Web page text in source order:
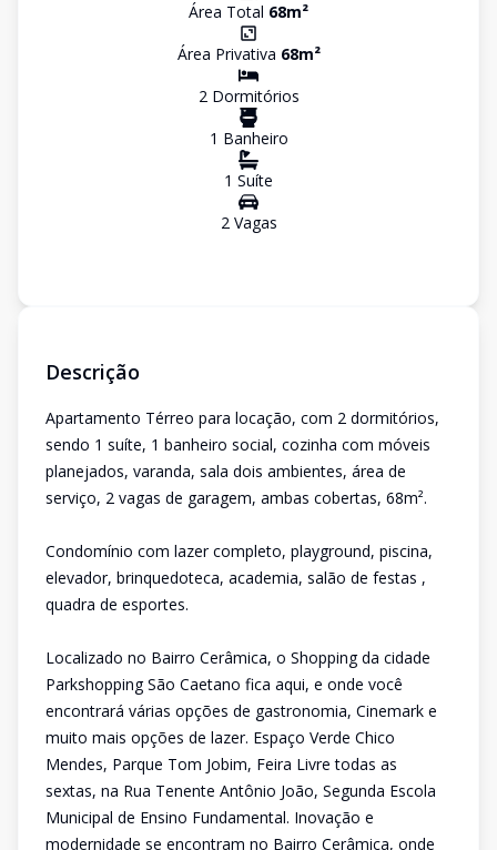
Área Total 68m²
Área Privativa 68m²
2Dormitórios
1 Banheiro
1 Suíte
2Vagas
Descrição
Apartamento Térreo para locação, com 2 dormitórios,
sendo 1 suíte, 1 banheiro social, cozinha com móveis
planejados, varanda, sala dois ambientes, área de
serviço, 2 vagas de garagem, ambas cobertas, 68m².
Condomínio com lazer completo, playground, piscina,
elevador, brinquedoteca, academia, salão de festas ,
quadra de esportes.
Localizado no Bairro Cerâmica, o Shopping da cidade
Parkshopping São Caetano fica aqui, e onde você
encontrará várias opções de gastronomia, Cinemark e
muito mais opções de lazer. Espaço Verde Chico
Mendes, Parque Tom Jobim, Feira Livre todas as
sextas, na Rua Tenente Antônio João, Segunda Escola
Municipal de Ensino Fundamental. Inovação e
modernidade se encontram no Bairro Cerâmica, onde